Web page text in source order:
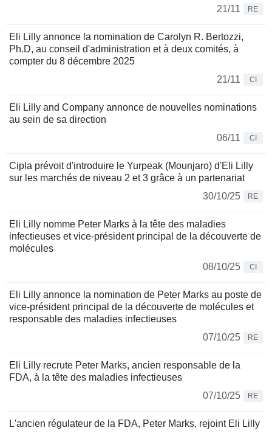
21/11
RE
Eli Lilly annonce la nomination de Carolyn R. Bertozzi,
Ph.D, au conseil d'administration et à deux comités, à
compter du 8 décembre 2025
21/11
CI
Eli Lilly and Company annonce de nouvelles nominations
au sein de sa direction
06/11
CI
Cipla prévoit d'introduire le Yurpeak (Mounjaro) d'Eli Lilly
sur les marchés de niveau 2 et 3 grâce à un partenariat
30/10/25
RE
Eli Lilly nomme Peter Marks à la tête des maladies
infectieuses et vice-président principal de la découverte de
molécules
08/10/25
CI
Eli Lilly annonce la nomination de Peter Marks au poste de
vice-président principal de la découverte de molécules et
responsable des maladies infectieuses
07/10/25
RE
Eli Lilly recrute Peter Marks, ancien responsable de la
FDA, à la tête des maladies infectieuses
07/10/25
RE
L'ancien régulateur de la FDA, Peter Marks, rejoint Eli Lilly